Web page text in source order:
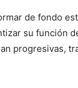
de fondo
su función
progresivas,